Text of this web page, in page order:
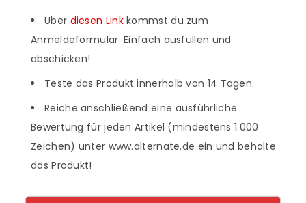
Über diesen Linkkommst du zum
Anmeldeformular. Einfach ausfüllen und
abschicken!
Teste das Produkt innerhalb von 14 Tagen.
Reiche anschließend eine ausführliche
Bewertung für jeden Artikel (mindestens 1.000
Zeichen) unter www.alternate.de ein und behalte
das Produkt!